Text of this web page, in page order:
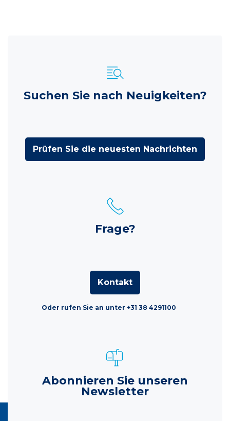
Suchen Sie nach Neuigkeiten?
Prüfen Sie die neuesten Nachrichten
Frage?
Kontakt
Oder rufen Sie an unter +31 38 4291100
Abonnieren Sie unseren
Newsletter